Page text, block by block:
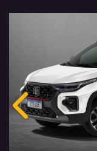
Anterior